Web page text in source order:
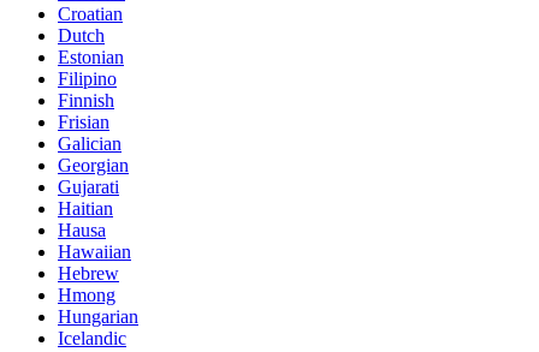
Croatian
Dutch
Estonian
Filipino
Finnish
Frisian
Galician
Georgian
Gujarati
Haitian
Hausa
Hawaiian
Hebrew
Hmong
Hungarian
Icelandic